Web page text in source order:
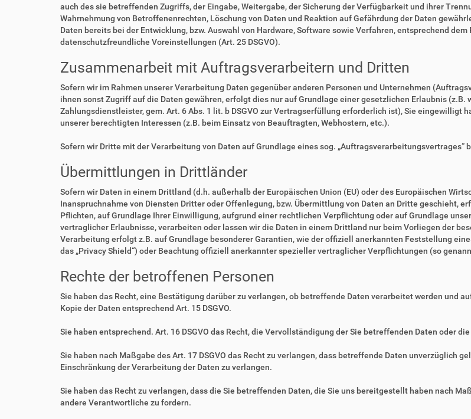
auch des sie betreffenden Zugriffs, der Eingabe, Weitergabe, der Sicherung der Verfügbarkeit und ihrer
Wahrnehmung von Betroffenenrechten, Löschung von Daten und Reaktion auf Gefährdung der Daten
Daten bereits bei der Entwicklung, bzw. Auswahl von Hardware, Software sowie Verfahren, entsprechend
datenschutzfreundliche Voreinstellungen (Art. 25 DSGVO).
Zusammenarbeit mit Auftragsverarbeitern und Dritten
Sofern wir im Rahmen unserer Verarbeitung Daten gegenüber anderen Personen und Unternehmen
ihnen sonst Zugriff auf die Daten gewähren, erfolgt dies nur auf Grundlage einer gesetzlichen Erlaubnis (z.B.
Zahlungsdienstleister, gem. Art. 6 Abs. 1 lit. b DSGVO zur Vertragserfüllung erforderlich ist), Sie eingewilligt
unserer berechtigten Interessen (z.B. beim Einsatz von Beauftragten, Webhostern, etc.).
Sofern wir Dritte mit der Verarbeitung von Daten auf Grundlage eines sog. „Auftragsverarbeitungsvertrages“
Übermittlungen in Drittländer
Sofern wir Daten in einem Drittland (d.h. außerhalb der Europäischen Union (EU) oder des Europäischen
Inanspruchnahme von Diensten Dritter oder Offenlegung, bzw. Übermittlung von Daten an Dritte geschieht,
Pflichten, auf Grundlage Ihrer Einwilligung, aufgrund einer rechtlichen Verpflichtung oder auf Grundlage
vertraglicher Erlaubnisse, verarbeiten oder lassen wir die Daten in einem Drittland nur beim Vorliegen der
Verarbeitung erfolgt z.B. auf Grundlage besonderer Garantien, wie der offiziell anerkannten Feststellung
das „Privacy Shield“) oder Beachtung offiziell anerkannter spezieller vertraglicher Verpflichtungen (so
Rechte der betroffenen Personen
Sie haben das Recht, eine Bestätigung darüber zu verlangen, ob betreffende Daten verarbeitet werden und
Kopie der Daten entsprechend Art. 15 DSGVO.
Sie haben entsprechend. Art. 16 DSGVO das Recht, die Vervollständigung der Sie betreffenden Daten oder
Sie haben nach Maßgabe des Art. 17 DSGVO das Recht zu verlangen, dass betreffende Daten unverzüglich
Einschränkung der Verarbeitung der Daten zu verlangen.
Sie haben das Recht zu verlangen, dass die Sie betreffenden Daten, die Sie uns bereitgestellt haben nach
andere Verantwortliche zu fordern.